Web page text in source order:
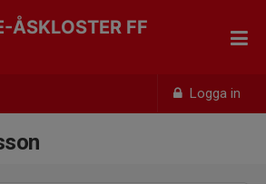
Logga in
ÅSKLOSTER FF